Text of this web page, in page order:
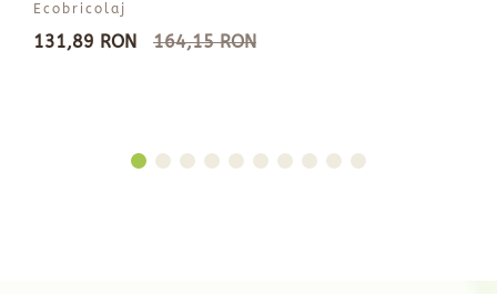
Ecobricolaj
131,89 RON 164,15 RON